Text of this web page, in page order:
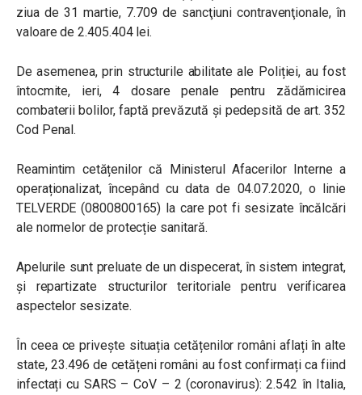
ziua de 31 martie, 7.709 de sancţiuni contravenţionale, în
valoare de 2.405.404 lei.
De asemenea, prin structurile abilitate ale Poliției, au fost
întocmite, ieri, 4 dosare penale pentru zădărnicirea
combaterii bolilor, faptă prevăzută și pedepsită de art. 352
Cod Penal.
Reamintim cetățenilor că Ministerul Afacerilor Interne a
operaționalizat, începând cu data de 04.07.2020, o linie
TELVERDE (0800800165) la care pot fi sesizate încălcări
ale normelor de protecție sanitară.
Apelurile sunt preluate de un dispecerat, în sistem integrat,
și repartizate structurilor teritoriale pentru verificarea
aspectelor sesizate.
În ceea ce privește situația cetățenilor români aflați în alte
state, 23.496 de cetățeni români au fost confirmați ca fiind
infectați cu SARS – CoV – 2 (coronavirus): 2.542 în Italia,